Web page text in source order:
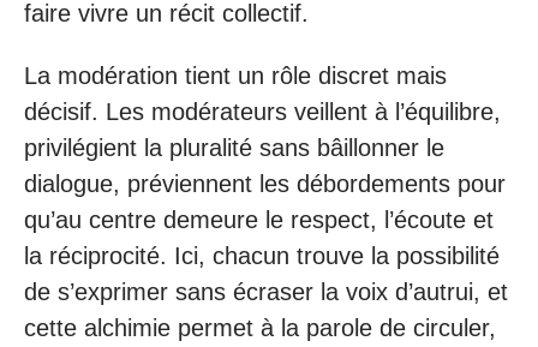
faire vivre un récit collectif.
La modération tient un rôle discret mais
décisif. Les modérateurs veillent à l’équilibre,
privilégient la pluralité sans bâillonner le
dialogue, préviennent les débordements pour
qu’au centre demeure le respect, l’écoute et
la réciprocité. Ici, chacun trouve la possibilité
de s’exprimer sans écraser la voix d’autrui, et
cette alchimie permet à la parole de circuler,